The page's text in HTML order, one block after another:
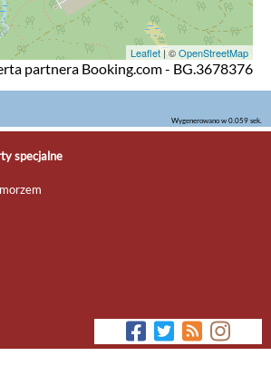
Leaflet| ©OpenStreetMap
partnera Booking.com - BG.3678376
Wygenerowano w 0.059 sek.
specjalne